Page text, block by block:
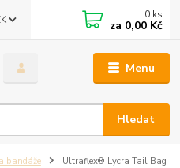
Menu
Hledat
0 ks
za 0,00 Kč
bandáže Ultraflex® Lycra Tail Bag